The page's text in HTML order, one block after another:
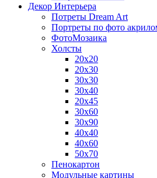
Декор Интерьера
Потреты Dream Art
Портреты по фото
ФотоМозаика
Холсты
20х20
20х30
30х30
30х40
20х45
30х60
30х90
40х40
40х60
50х70
Пенокартон
Модульные картины